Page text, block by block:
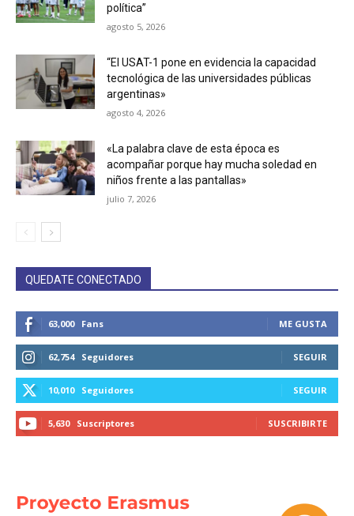
política”
agosto 5, 2026
“El USAT-1 pone en evidencia la capacidad
tecnológica de las universidades públicas
argentinas»
agosto 4, 2026
«La palabra clave de esta época es
acompañar porque hay mucha soledad en
niños frente a las pantallas»
julio 7, 2026
QUEDATE CONECTADO
63,000 Fans ME GUSTA
62,754 Seguidores SEGUIR
10,010 Seguidores SEGUIR
5,630 Suscriptores SUSCRIBIRTE